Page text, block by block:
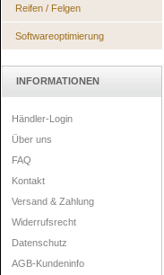
Reifen / Felgen
Softwareoptimierung
INFORMATIONEN
Händler-Login
Über uns
FAQ
Kontakt
Versand & Zahlung
Widerrufsrecht
Datenschutz
AGB-Kundeninfo